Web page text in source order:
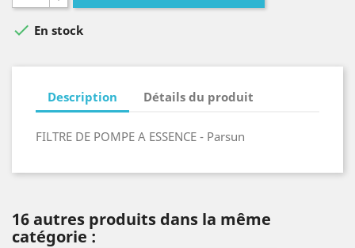
 En stock
Description Détails du produit
FILTRE DE POMPE A ESSENCE - Parsun
16 autres produits dans la même
catégorie :